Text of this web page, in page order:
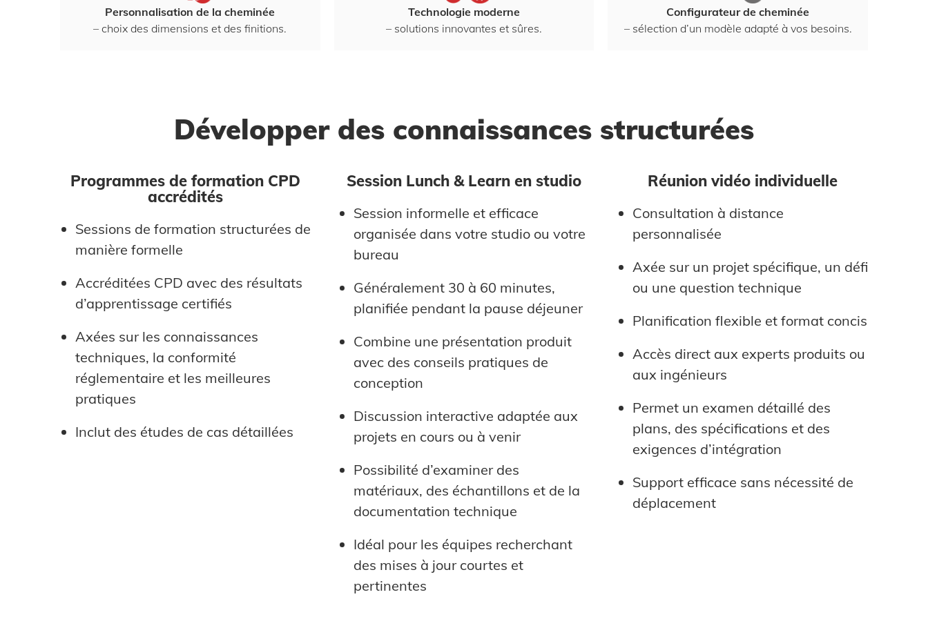
Personnalisation de la cheminée
– choix des dimensions et des finitions.
Technologie moderne
– solutions innovantes et sûres.
Configurateur de cheminée
– sélection d’un modèle adapté à vos besoins.
Développer des connaissances structurées
Programmes de formation CPD
accrédités
Sessions de formation structurées de
manière formelle
Accréditées CPD avec des résultats
d’apprentissage certifiés
Axées sur les connaissances
techniques, la conformité
réglementaire et les meilleures
pratiques
Inclut des études de cas détaillées
Session Lunch & Learn en studio
Session informelle et efficace
organisée dans votre studio ou votre
bureau
Généralement 30 à 60 minutes,
planifiée pendant la pause déjeuner
Combine une présentation produit
avec des conseils pratiques de
conception
Discussion interactive adaptée aux
projets en cours ou à venir
Possibilité d’examiner des
matériaux, des échantillons et de la
documentation technique
Idéal pour les équipes recherchant
des mises à jour courtes et
pertinentes
Réunion vidéo individuelle
Consultation à distance
personnalisée
Axée sur un projet spécifique, un défi
ou une question technique
Planification flexible et format concis
Accès direct aux experts produits ou
aux ingénieurs
Permet un examen détaillé des
plans, des spécifications et des
exigences d’intégration
Support efficace sans nécessité de
déplacement